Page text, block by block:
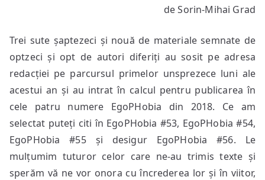
de Sorin-Mihai Grad
Trei sute șaptezeci și nouă de materiale semnate de
optzeci și opt de autori diferiți au sosit pe adresa
redacției pe parcursul primelor unsprezece luni ale
acestui an și au intrat în calcul pentru publicarea în
cele patru numere EgoPHobia din 2018. Ce am
selectat puteți citi în EgoPHobia #53, EgoPHobia #54,
EgoPHobia #55 și desigur EgoPHobia #56. Le
mulțumim tuturor celor care ne-au trimis texte și
sperăm vă ne vor onora cu încrederea lor și în viitor,